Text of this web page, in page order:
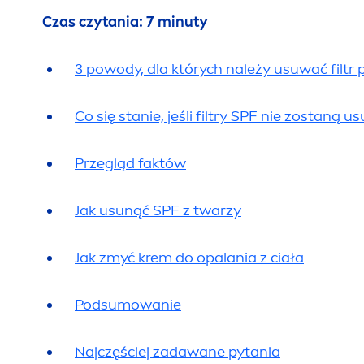
Czas czytania: 7 minuty
3 powody, dla których należy usuwać filtr
Co się stanie, jeśli filtry SPF nie zostaną u
Przegląd faktów
Jak usunąć SPF z twarzy
Jak zmyć krem do opalania z ciała
Podsumowanie
Najczęściej zadawane pytania